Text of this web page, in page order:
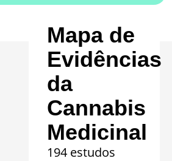
Mapa de
Evidências
da
Cannabis
Medicinal
194 estudos